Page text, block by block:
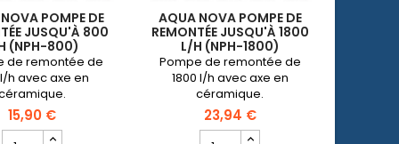
POMPE DE
JUSQU'À 800
(NPH-800)
de remontée de
h avec axe en
15,90 €
AQUA NOVA POMPE DE
REMONTÉE JUSQU'À 1800
L/H (NPH-1800)
Pompe de remontée de
1800 l/h avec axe en
céramique.
23,94 €